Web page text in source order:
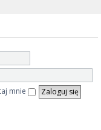
mnie